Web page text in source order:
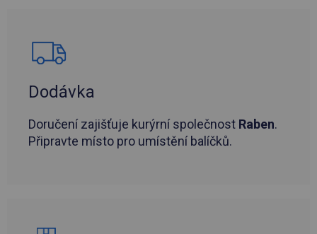
Dodávka
Doručení zajišťuje kurýrní společnost Raben.
Připravte místo pro umístění balíčků.